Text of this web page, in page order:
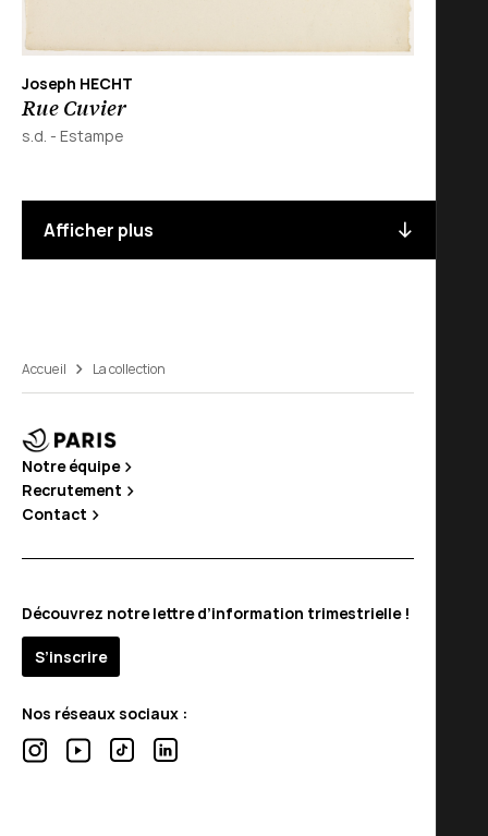
Joseph HECHT
Rue Cuvier
s.d. - Estampe
Afficher plus
Accueil La collection
Notre équipe
Recrutement
Contact
Découvrez notre lettre d’information trimestrielle !
S’inscrire
Nos réseaux sociaux :